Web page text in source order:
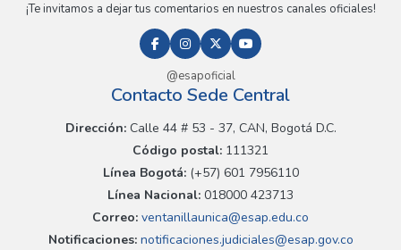
¡Te invitamos a dejar tus comentarios en nuestros canales oficiales!
@esapoficial
Contacto Sede Central
Dirección:Calle 44 # 53 - 37, CAN, Bogotá D.C.
Código postal: 111321
Línea Bogotá:(+57) 601 7956110
Línea Nacional: 018000 423713
Correo: ventanillaunica@esap.edu.co
Notificaciones:notificaciones.judiciales@esap.gov.co